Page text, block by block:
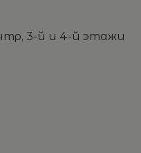
3-й и 4-й этажи